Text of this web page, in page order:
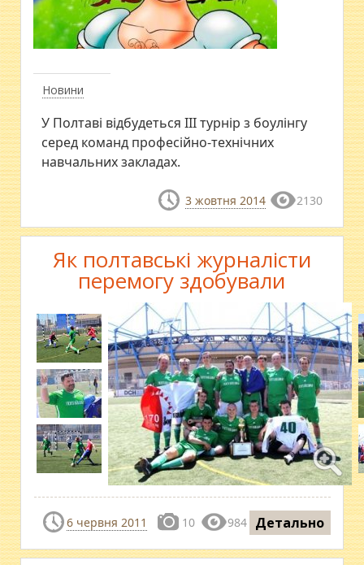
Новини
У Полтаві відбудеться ІІІ турнір з боулінгу
серед команд професійно-технічних
навчальних закладах.
3 жовтня 2014 2130
Як полтавські журналісти
перемогу здобували
6 червня 2011 10 984 Детально